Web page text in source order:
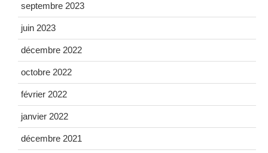
septembre 2023
juin 2023
décembre 2022
octobre 2022
février 2022
janvier 2022
décembre 2021